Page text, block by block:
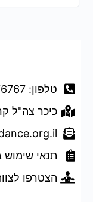
טלפון: 054-4876767
כיכר צה"ל
תנאי שימוש
הצטרפו